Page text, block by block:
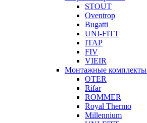
STOUT
Oventrop
Bugatti
UNI-FITT
ITAP
FIV
VIEIR
Монтажные комплекты
OTER
Rifar
ROMMER
Royal Thermo
Millennium